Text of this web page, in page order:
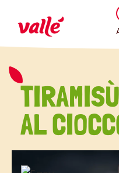
AL